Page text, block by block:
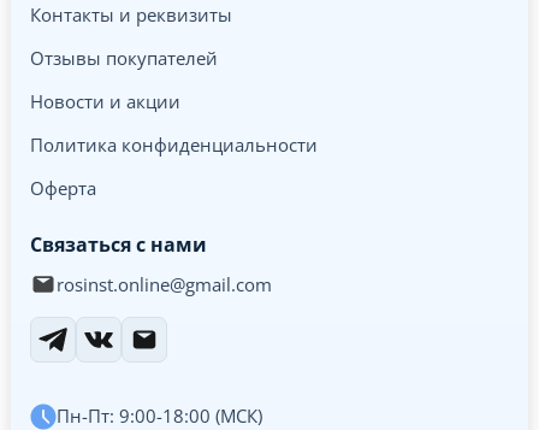
Контакты и реквизиты
Отзывы покупателей
Новости и акции
Политика конфиденциальности
Оферта
Связаться с нами
rosinst.online@gmail.com
Пн-Пт: 9:00-18:00 (МСК)